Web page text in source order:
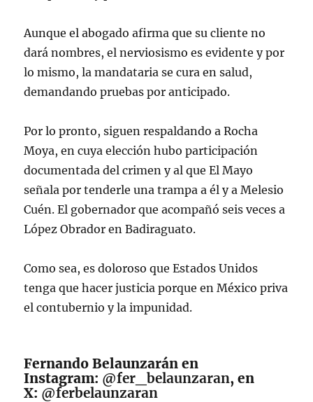
Aunque el abogado afirma que su cliente no
dará nombres, el nerviosismo es evidente y por
lo mismo, la mandataria se cura en salud,
demandando pruebas por anticipado.
Por lo pronto, siguen respaldando a Rocha
Moya, en cuya elección hubo participación
documentada del crimen y al que El Mayo
señala por tenderle una trampa a él y a Melesio
Cuén. El gobernador que acompañó seis veces a
López Obrador en Badiraguato.
Como sea, es doloroso que Estados Unidos
tenga que hacer justicia porque en México priva
el contubernio y la impunidad.
Fernando Belaunzarán en
Instagram: @fer_belaunzaran, en
X: @ferbelaunzaran